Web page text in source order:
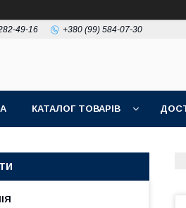
49-16 +380 (99) 584-07-30
КАТАЛОГ ТОВАРІВ